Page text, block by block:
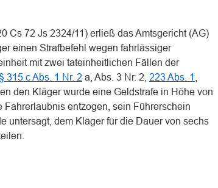
Cs 72 Js 2324/11) erließ das Amtsgericht (AG)
einen Strafbefehl wegen fahrlässiger
mit zwei tateinheitlichen Fällen der
315 c Abs. 1 Nr. 2 a, Abs. 3 Nr. 2, 223 Abs. 1
den Kläger wurde eine Geldstrafe in Höhe von
Fahrerlaubnis entzogen, sein Führerschein
untersagt, dem Kläger für die Dauer von sechs